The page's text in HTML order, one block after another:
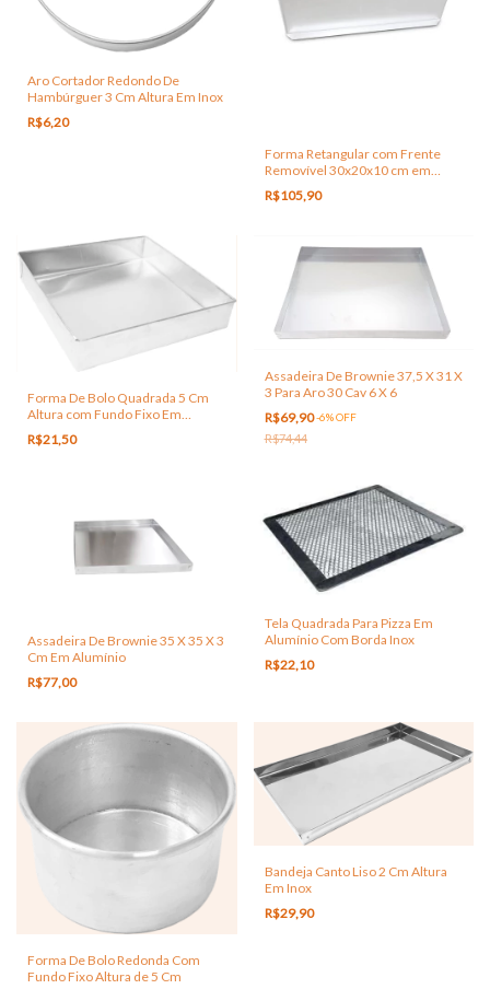
Aro Cortador Redondo De
Hambúrguer 3 Cm Altura Em Inox
R$6,20
Forma Retangular com Frente
Removível 30x20x10 cm em
Alum Sem Tampa
R$105,90
Forma De Bolo Quadrada 5 Cm
Altura com Fundo Fixo Em
Alumínio
R$21,50
Assadeira De Brownie 37,5 X 31 X
3 Para Aro 30 Cav 6 X 6
R$69,90-6%OFF
R$74,44
Assadeira De Brownie 35 X 35 X 3
Cm Em Alumínio
R$77,00
Tela Quadrada Para Pizza Em
Alumínio Com Borda Inox
R$22,10
Forma De Bolo Redonda Com
Fundo Fixo Altura de 5 Cm
Bandeja Canto Liso 2 Cm Altura
Em Inox
R$29,90